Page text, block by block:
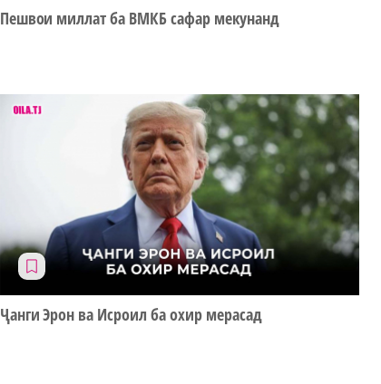
Пешвои миллат ба ВМКБ сафар мекунанд
Ҷанги Эрон ва Исроил ба охир мерасад